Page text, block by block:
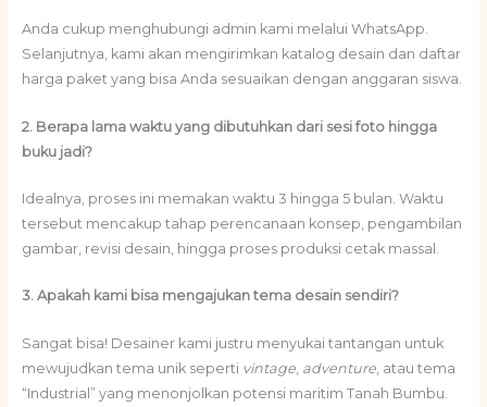
Anda cukup menghubungi admin kami melalui WhatsApp.
Selanjutnya, kami akan mengirimkan katalog desain dan daftar
harga paket yang bisa Anda sesuaikan dengan anggaran siswa.
2. Berapa lama waktu yang dibutuhkan dari sesi foto hingga
buku jadi?
Idealnya, proses ini memakan waktu 3 hingga 5 bulan. Waktu
tersebut mencakup tahap perencanaan konsep, pengambilan
gambar, revisi desain, hingga proses produksi cetak massal.
3. Apakah kami bisa mengajukan tema desain sendiri?
Sangat bisa! Desainer kami justru menyukai tantangan untuk
mewujudkan tema unik seperti vintage, adventure, atau tema
“Industrial” yang menonjolkan potensi maritim Tanah Bumbu.